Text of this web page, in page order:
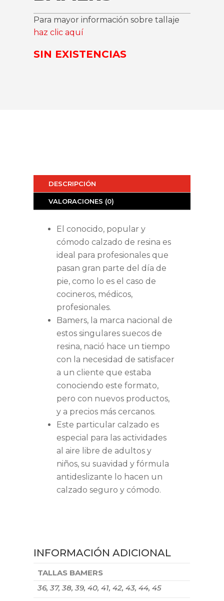
Para mayor información sobre tallaje
haz clic aquí
SIN EXISTENCIAS
DESCRIPCIÓN
VALORACIONES (0)
El conocido, popular y
cómodo calzado de resina es
ideal para profesionales que
pasan gran parte del día de
pie, como lo es el caso de
cocineros, médicos,
profesionales.
Bamers, la marca nacional de
estos singulares suecos de
resina, nació hace un tiempo
con la necesidad de satisfacer
a un cliente que estaba
conociendo este formato,
pero con nuevos productos,
y a precios más cercanos.
Este particular calzado es
especial para las actividades
al aire libre de adultos y
niños, su suavidad y fórmula
antideslizante lo hacen un
calzado seguro y cómodo.
INFORMACIÓN ADICIONAL
TALLAS BAMERS
36, 37, 38, 39, 40, 41, 42, 43, 44, 45